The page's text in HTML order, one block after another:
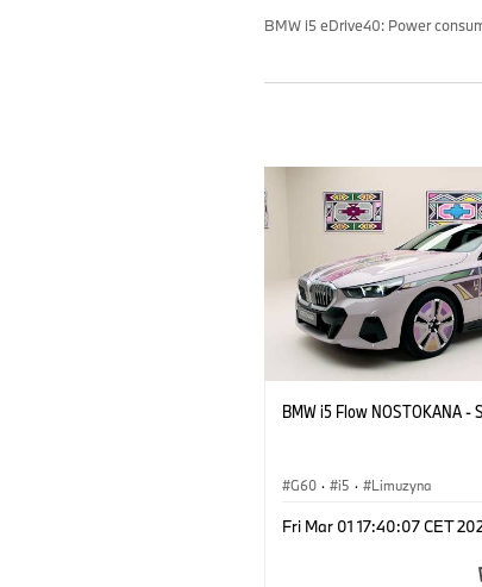
BMW i5 eDrive40: Power
BMW i5 Flow NOSTOKANA -
G60 · i5 · Limuzyna
Fri Mar 01 17:40:07 CET